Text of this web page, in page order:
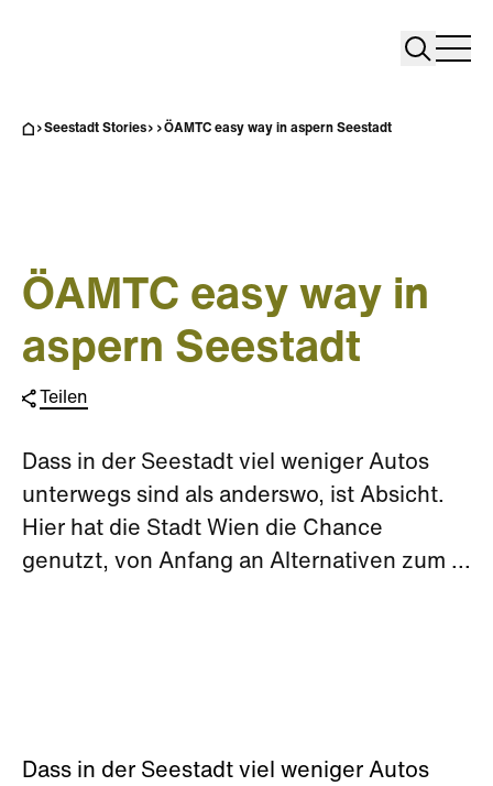
Search
Seestadt Stories ÖAMTC easy way in aspern Seestadt
ÖAMTC easy way in
aspern Seestadt
Teilen
Dass in der Seestadt viel weniger Autos
unterwegs sind als anderswo, ist Absicht.
Hier hat die Stadt Wien die Chance
genutzt, von Anfang an Alternativen zum ...
Dass in der Seestadt viel weniger Autos